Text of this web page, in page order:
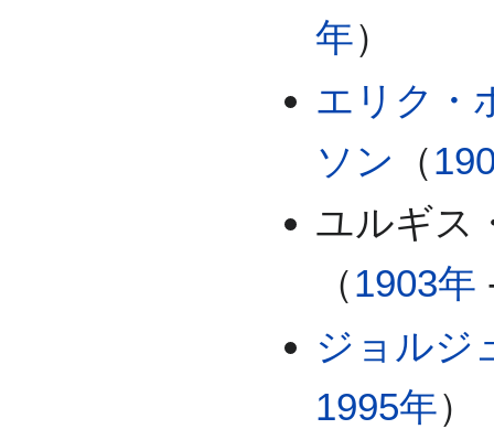
年）
エリク・
ソン
（
ユルギス
（1903年
ジョルジ
1995年）